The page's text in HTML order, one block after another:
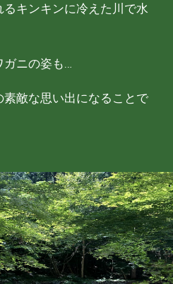
キンキンに冷えた川で水
ガニの姿も…
敵な思い出になることで